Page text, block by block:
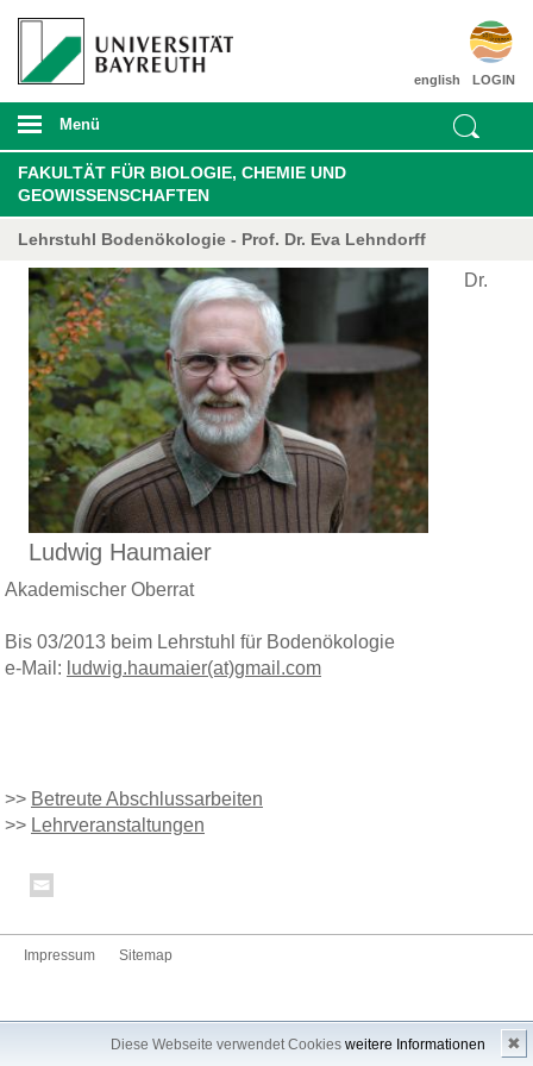
Diese Webseite verwendet Cookies weitere Informationen ✖
LOGIN
english
Menü
FAKULTÄT FÜR BIOLOGIE, CHEMIE UND
GEOWISSENSCHAFTEN
Lehrstuhl Bodenökologie - Prof. Dr. Eva Lehndorff
Dr.
Ludwig Haumaier
Akademischer Oberrat
Bis 03/2013 beim Lehrstuhl für Bodenökologie
e-Mail: ludwig.haumaier(at)gmail.com
>> Betreute Abschlussarbeiten
>> Lehrveranstaltungen
Impressum Sitemap